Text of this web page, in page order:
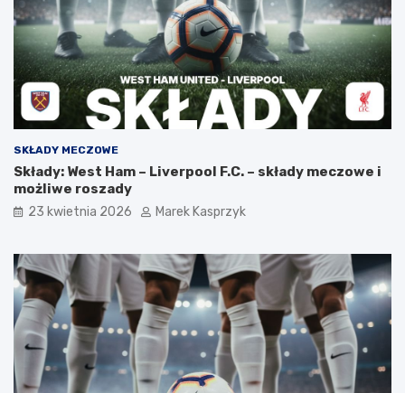
SKŁADY MECZOWE
Składy: West Ham – Liverpool F.C. – składy meczowe i
możliwe roszady
23 kwietnia 2026 Marek Kasprzyk